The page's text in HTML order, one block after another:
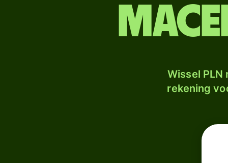
Wissel PLN
rekening